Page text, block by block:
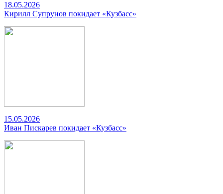
18.05.2026
Кирилл Супрунов покидает «Кузбасс»
15.05.2026
Иван Пискарев покидает «Кузбасс»